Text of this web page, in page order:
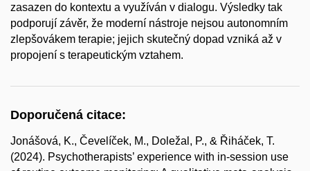
zasazen do kontextu a využíván v dialogu. Výsledky tak
podporují závěr, že moderní nástroje nejsou autonomním
zlepšovákem terapie; jejich skutečný dopad vzniká až v
propojení s terapeutickým vztahem.
Doporučená citace:
Jonášová, K., Čevelíček, M., Doležal, P., & Řiháček, T.
(2024). Psychotherapists’ experience with in-session use